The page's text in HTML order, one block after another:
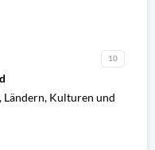
10
Ländern, Kulturen und